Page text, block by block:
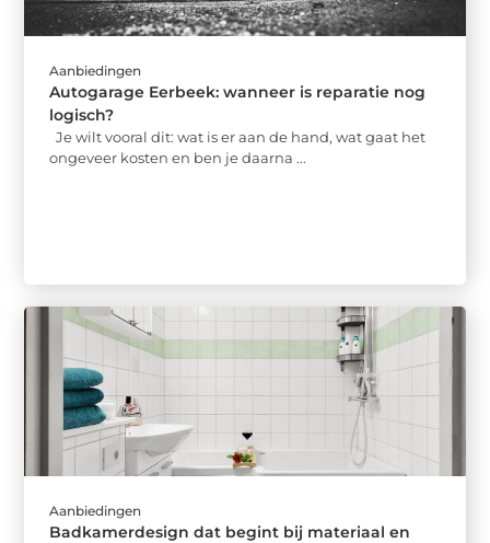
Aanbiedingen
Autogarage Eerbeek: wanneer is reparatie nog
logisch?
Je wilt vooral dit: wat is er aan de hand, wat gaat het
ongeveer kosten en ben je daarna ...
Aanbiedingen
Badkamerdesign dat begint bij materiaal en